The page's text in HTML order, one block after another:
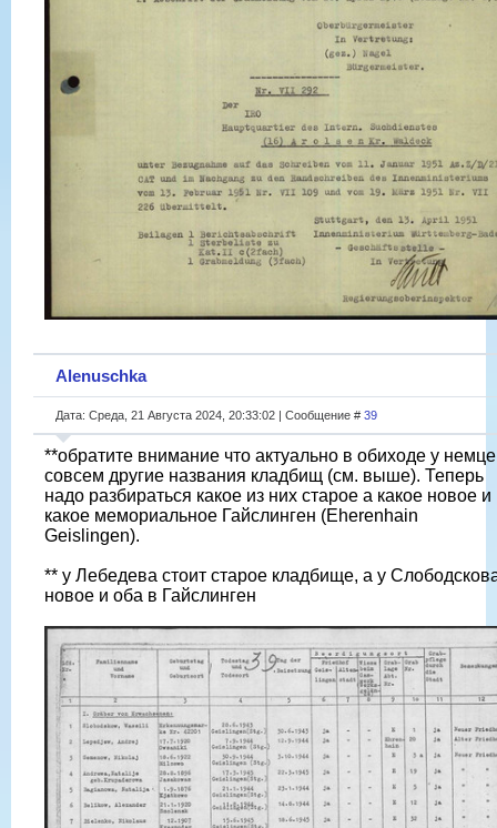
Alenuschka
Дата: Среда, 21 Августа 2024, 20:33:02 | Сообщение # 39
**обратите внимание что актуально в обиходе у
совсем другие названия кладбищ (см. выше). Теперь
надо разбираться какое из них старое а какое новое и
какое мемориальное Гайслинген (Eherenhain
Geislingen).
** у Лебедева стоит старое кладбище, а у
новое и оба в Гайслинген